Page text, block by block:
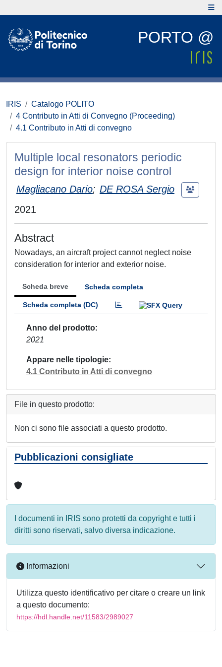
PORTO @
IRIS
Catalogo POLITO
4 Contributo in Atti di Convegno (Proceeding)
4.1 Contributo in Atti di convegno
Multiple local resonators periodic
design for interior noise control
Magliacano Dario; DE ROSA Sergio
2021
Abstract
Nowadays, an aircraft project cannot neglect noise
consideration for interior and exterior noise.
Scheda breve Scheda completa
Scheda completa (DC)
Anno del prodotto
2021
Appare nelle tipologie
4.1 Contributo in Atti di convegno
File in questo prodotto:
Non ci sono file associati a questo prodotto.
Pubblicazioni consigliate
I documenti in IRIS sono protetti da copyright e tutti i
diritti sono riservati, salvo diversa indicazione.
Informazioni
Utilizza questo identificativo per citare o creare un link
a questo documento:
https://hdl.handle.net/11583/2989027